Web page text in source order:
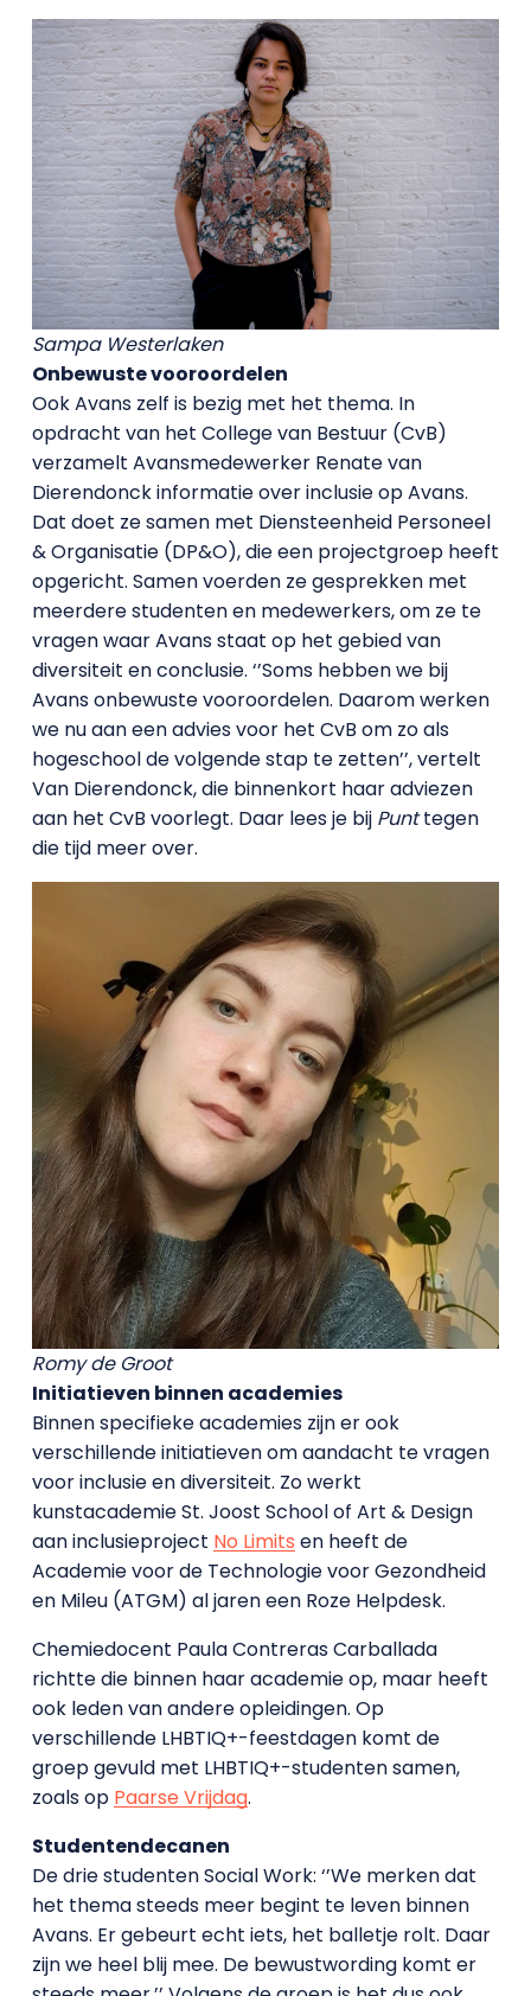
Sampa Westerlaken
Onbewuste vooroordelen
Ook Avans zelf is bezig met het thema. In
opdracht van het College van Bestuur (CvB)
verzamelt Avansmedewerker Renate van
Dierendonck informatie over inclusie op Avans.
Dat doet ze samen met Diensteenheid Personeel
& Organisatie (DP&O), die een projectgroep heeft
opgericht. Samen voerden ze gesprekken met
meerdere studenten en medewerkers, om ze te
vragen waar Avans staat op het gebied van
diversiteit en conclusie. ‘’Soms hebben we bij
Avans onbewuste vooroordelen. Daarom werken
we nu aan een advies voor het CvB om zo als
hogeschool de volgende stap te zetten’’, vertelt
Van Dierendonck, die binnenkort haar adviezen
aan het CvB voorlegt. Daar lees je bij Punttegen
die tijd meer over.
Romy de Groot
Initiatieven binnen academies
Binnen specifieke academies zijn er ook
verschillende initiatieven om aandacht te vragen
voor inclusie en diversiteit. Zo werkt
kunstacademie St. Joost School of Art & Design
aan inclusieproject No Limits en heeft de
Academie voor de Technologie voor Gezondheid
en Mileu (ATGM) al jaren een Roze Helpdesk.
Chemiedocent Paula Contreras Carballada
richtte die binnen haar academie op, maar heeft
ook leden van andere opleidingen. Op
verschillende LHBTIQ+-feestdagen komt de
groep gevuld met LHBTIQ+-studenten samen,
zoals op Paarse Vrijdag.
Studentendecanen
De drie studenten Social Work: ‘’We merken dat
het thema steeds meer begint te leven binnen
Avans. Er gebeurt echt iets, het balletje rolt. Daar
zijn we heel blij mee. De bewustwording komt er